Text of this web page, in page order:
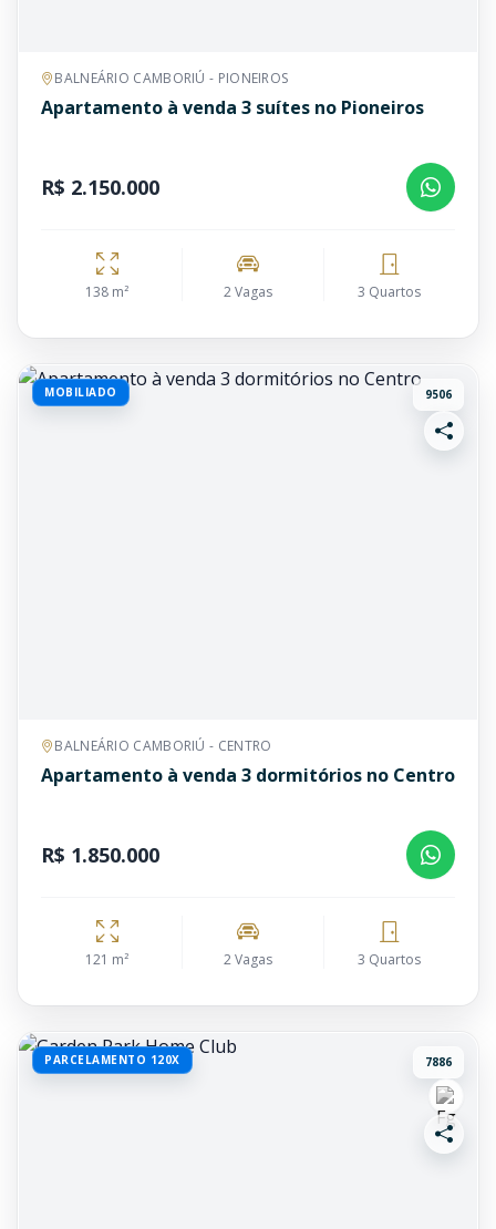
BALNEÁRIO CAMBORIÚ - PIONEIROS
Apartamento à venda 3 suítes no Pioneiros
R$ 2.150.000
138 m² 2 Vagas 3 Quartos
MOBILIADO 9506
BALNEÁRIO CAMBORIÚ - CENTRO
Apartamento à venda 3 dormitórios no Centro
R$ 1.850.000
121 m² 2 Vagas 3 Quartos
PARCELAMENTO 120X 7886